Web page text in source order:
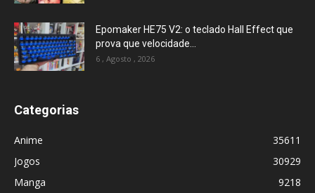
Epomaker HE75 V2: o teclado Hall Effect que
prova que velocidade...
6 , Agosto , 2026
Categorias
Anime
35611
Jogos
30929
Manga
9218